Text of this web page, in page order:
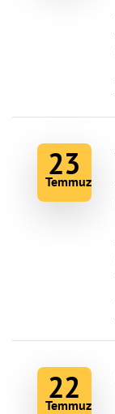
23
Temmuz
22
Temmuz